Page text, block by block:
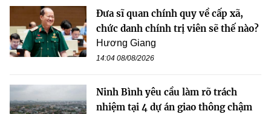
Đưa sĩ quan chính quy về cấp xã,
chức danh chính trị viên sẽ thế nào?
Hương Giang
14:04 08/08/2026
Ninh Bình yêu cầu làm rõ trách
nhiệm tại 4 dự án giao thông chậm